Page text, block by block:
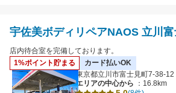
宇佐美ボディリペアNAOS 立川
店内待合室を完備しております。
1%ポイント貯まる
カード払いOK
東京都立川市富士見町7-38-12
エリアの中心から
：16.8km